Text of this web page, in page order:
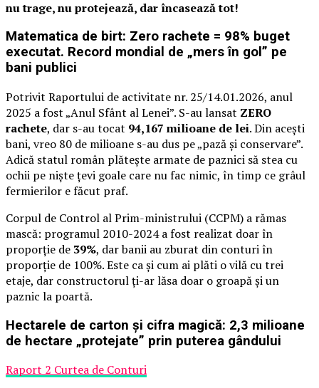
nu trage, nu protejează, dar încasează tot!
Matematica de birt: Zero rachete = 98% buget
executat. Record mondial de „mers în gol” pe
bani publici
Potrivit Raportului de activitate nr. 25/14.01.2026, anul
2025 a fost „Anul Sfânt al Lenei”. S-au lansat ZERO
rachete, dar s-au tocat 94,167 milioane de lei. Din acești
bani, vreo 80 de milioane s-au dus pe „pază și conservare”.
Adică statul român plătește armate de paznici să stea cu
ochii pe niște țevi goale care nu fac nimic, în timp ce grâul
fermierilor e făcut praf.
Corpul de Control al Prim-ministrului (CCPM) a rămas
mască: programul 2010-2024 a fost realizat doar în
proporție de 39%, dar banii au zburat din conturi în
proporție de 100%. Este ca și cum ai plăti o vilă cu trei
etaje, dar constructorul ți-ar lăsa doar o groapă și un
paznic la poartă.
Hectarele de carton și cifra magică: 2,3 milioane
de hectare „protejate” prin puterea gândului
Raport 2 Curtea de Conturi